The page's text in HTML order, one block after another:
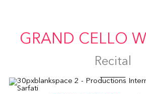
GRAND CELLO
Recital